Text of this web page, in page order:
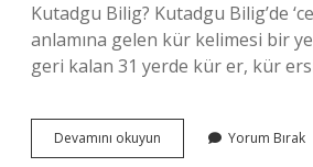
Kutadgu Bilig? Kutadgu Bilig’de
anlamına gelen kür kelimesi bir
geri kalan 31 yerde kür er, kür
Devamını okuyun
Türkçe
Yorum Bırak